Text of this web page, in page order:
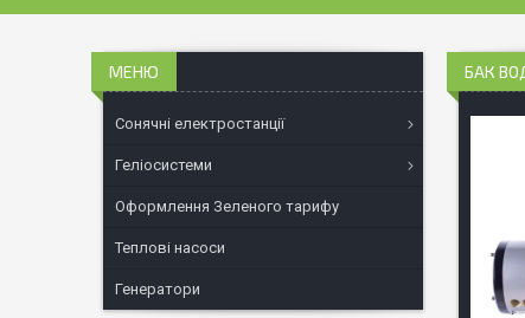
БАК
Сонячні електростанції
Геліосистеми
Оформлення Зеленого тарифу
Теплові насоси
Генератори